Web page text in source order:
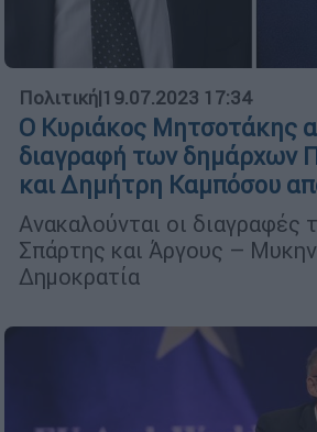
Πολιτική|19.07.2023 17:34
Ο Κυριάκος Μητσοτάκης
διαγραφή των δημάρχων
και Δημήτρη Καμπόσου
Ανακαλούνται οι διαγραφές
Σπάρτης και Άργους –
Δημοκρατία